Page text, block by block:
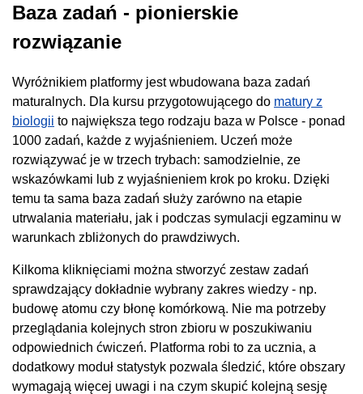
Baza zadań - pionierskie
rozwiązanie
Wyróżnikiem platformy jest wbudowana baza zadań
maturalnych. Dla kursu przygotowującego do matury z
biologii to największa tego rodzaju baza w Polsce - ponad
1000 zadań, każde z wyjaśnieniem. Uczeń może
rozwiązywać je w trzech trybach: samodzielnie, ze
wskazówkami lub z wyjaśnieniem krok po kroku. Dzięki
temu ta sama baza zadań służy zarówno na etapie
utrwalania materiału, jak i podczas symulacji egzaminu w
warunkach zbliżonych do prawdziwych.
Kilkoma kliknięciami można stworzyć zestaw zadań
sprawdzający dokładnie wybrany zakres wiedzy - np.
budowę atomu czy błonę komórkową. Nie ma potrzeby
przeglądania kolejnych stron zbioru w poszukiwaniu
odpowiednich ćwiczeń. Platforma robi to za ucznia, a
dodatkowy moduł statystyk pozwala śledzić, które obszary
wymagają więcej uwagi i na czym skupić kolejną sesję